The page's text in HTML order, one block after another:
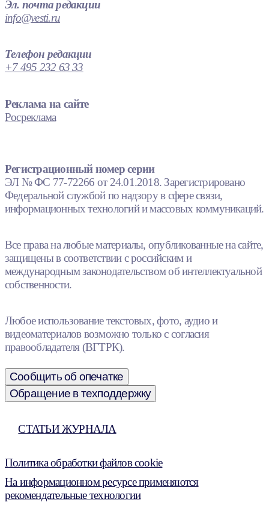
Эл. почта редакции
info@vesti.ru
Телефон редакции
+7 495 232 63 33
Реклама на сайте
Росреклама
Регистрационный номер серии
ЭЛ № ФС 77-72266 от 24.01.2018. Зарегистрировано
Федеральной службой по надзору в сфере связи,
информационных технологий и массовых коммуникаций.
Все права на любые материалы, опубликованные на сайте,
защищены в соответствии с российским и
международным законодательством об интеллектуальной
собственности.
Любое использование текстовых, фото, аудио и
видеоматериалов возможно только с согласия
правообладателя (ВГТРК).
Сообщить об опечатке
Обращение в техподдержку
СТАТЬИ ЖУРНАЛА
Политика обработки файлов cookie
На информационном ресурсе применяются
рекомендательные технологии